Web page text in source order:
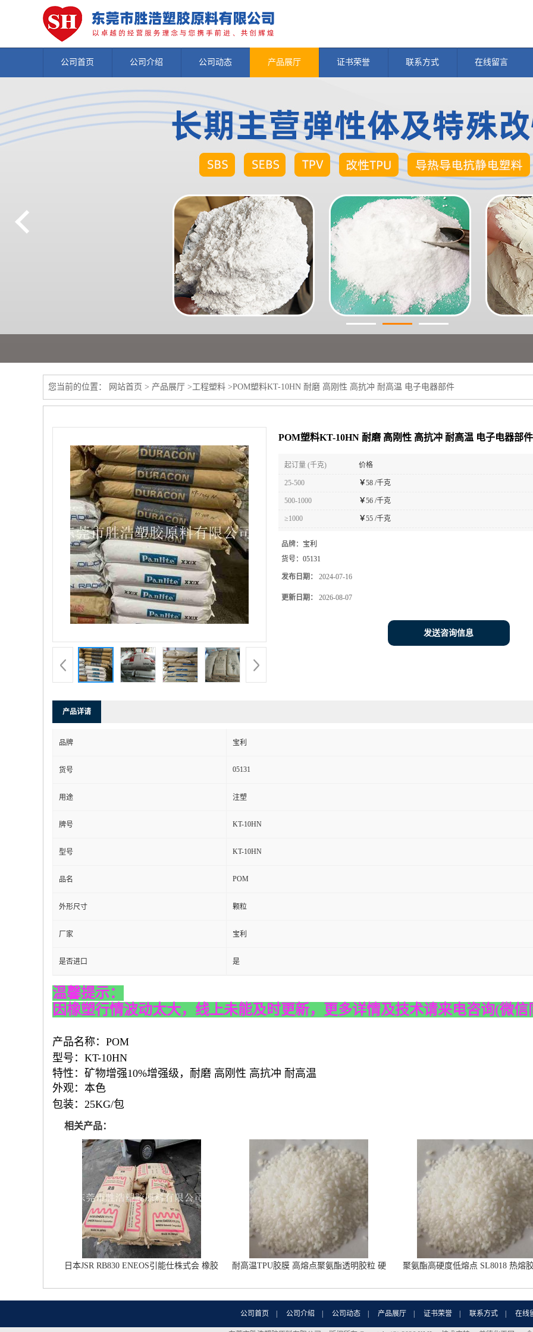
公司首页 公司介绍 公司动态 产品展厅 证书荣誉 联系方式 在线留言
您当前的位置： 网站首页 > 产品展厅 >工程塑料 >POM塑料KT-10HN 耐磨 高刚性 高抗冲 耐高温 电子电器部件
POM塑料KT-10HN 耐磨 高刚性 高抗冲 耐高温 电子电器部件
起订量 (千克) 价格
25-500 ￥58 /千克
500-1000 ￥56 /千克
≥1000 ￥55 /千克
品牌： 宝利
货号： 05131
发布日期： 2024-07-16
更新日期： 2026-08-07
发送咨询信息
产品详请
品牌 宝利
货号 05131
用途 注塑
牌号 KT-10HN
型号 KT-10HN
品名 POM
外形尺寸 颗粒
厂家 宝利
是否进口 是
温馨提示：
因橡塑行情波动太大，线上未能及时更新，更多详情及技术请来电咨询(微信
产品名称：POM
型号：KT-10HN
特性：矿物增强10%增强级，耐磨 高刚性 高抗冲 耐高温
外观：本色
包装：25KG/包
相关产品：
日本JSR RB830 ENEOS引能仕株式会 橡胶
耐高温TPU胶膜 高熔点聚氨酯透明胶粒 硬
聚氨酯高硬度低熔点 SL8018 热熔
公司首页 公司介绍 公司动态 产品展厅 证书荣誉 联系方式 在线